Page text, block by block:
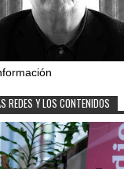
REDES Y LOS CONTENIDOS